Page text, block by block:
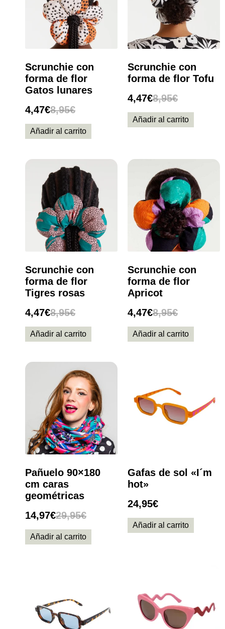
Scrunchie con
forma de flor
Gatos lunares
8,95€
4,47€
Añadir al carrito
Scrunchie con
forma de flor Tofu
8,95€
4,47€
Añadir al carrito
Scrunchie con
forma de flor
Tigres rosas
8,95€
4,47€
Añadir al carrito
Scrunchie con
forma de flor
Apricot
8,95€
4,47€
Añadir al carrito
Pañuelo 90×180
cm caras
geométricas
29,95€
14,97€
Añadir al carrito
Gafas de sol «I´m
hot»
24,95€
Añadir al carrito